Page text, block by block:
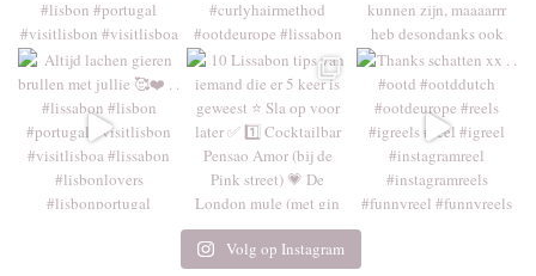
Volg op Instagram